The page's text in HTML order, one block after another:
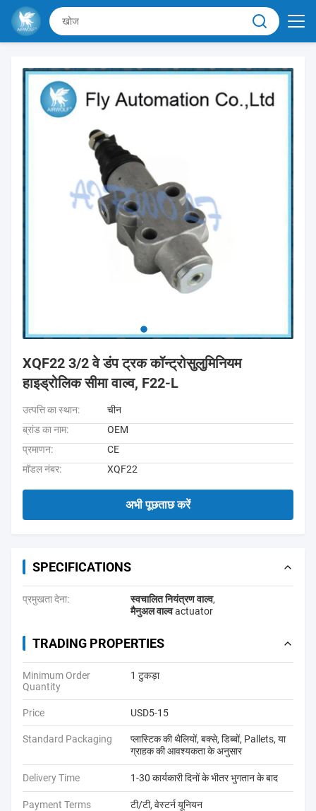
XQF22 3/2 वे डंप ट्रक कॉन्ट्रोसुलुमिनियम
हाइड्रोलिक सीमा वाल्व, F22-L
उत्पत्ति का स्थान:
चीन
ब्रांड का नाम:
OEM
प्रमाणन:
CE
मॉडल नंबर:
XQF22
अभी पूछताछ करें
SPECIFICATIONS
प्रमुखता देना: स्वचालित नियंत्रण वाल्व,
मैनुअल वाल्व actuator
TRADING PROPERTIES
Minimum Order
Quantity
1 टुकड़ा
Price USD5-15
Standard Packaging
प्लास्टिक की थैलियों, बक्से, डिब्बों, Pallets, या
ग्राहक की आवश्यकता के अनुसार
Delivery Time 1-30 कार्यकारी दिनों के भीतर भुगतान के बाद
Payment Terms टी/टी, वेस्टर्न यूनियन